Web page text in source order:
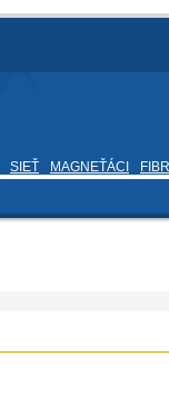
SIEŤ MAGNEŤÁCI